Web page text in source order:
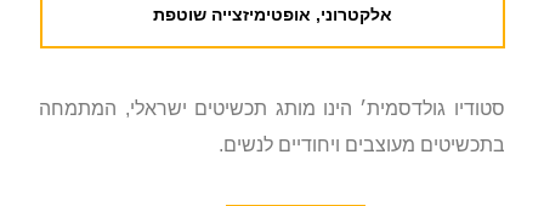
אלקטרוני, אופטימיזצייה שוטפת
סטודיו גולדסמית׳ הינו מותג תכשיטים ישראלי, המתמחה
בתכשיטים מעוצבים ויחודיים לנשים.